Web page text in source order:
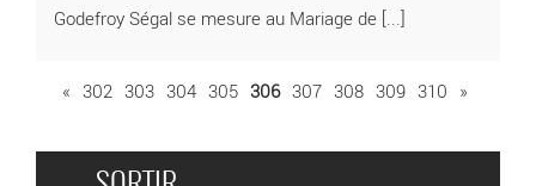
Godefroy Ségal se mesure au Mariage de [...]
« 302 303 304 305 306 307 308 309 310 »